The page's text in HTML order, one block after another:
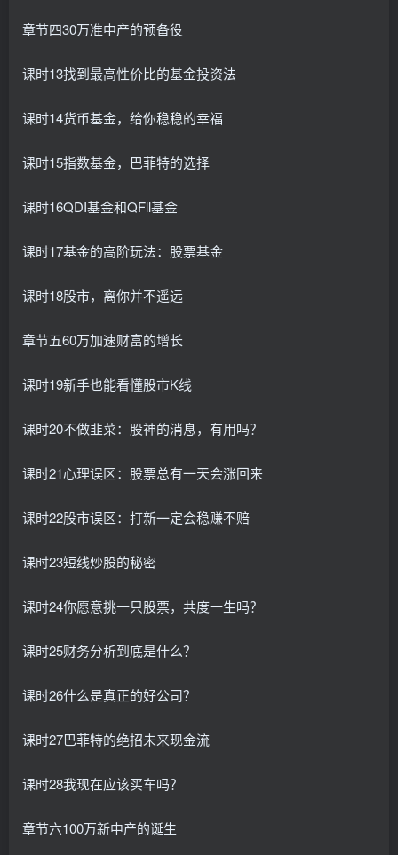
章节四30万准中产的预备役
课时13找到最高性价比的基金投资法
课时14货币基金，给你稳稳的幸福
课时15指数基金，巴菲特的选择
课时16QDI基金和QFll基金
课时17基金的高阶玩法：股票基金
课时18股市，离你并不遥远
章节五60万加速财富的增长
课时19新手也能看懂股市K线
课时20不做韭菜：股神的消息，有用吗？
课时21心理误区：股票总有一天会涨回来
课时22股市误区：打新一定会稳赚不赔
课时23短线炒股的秘密
课时24你愿意挑一只股票，共度一生吗？
课时25财务分析到底是什么？
课时26什么是真正的好公司？
课时27巴菲特的绝招未来现金流
课时28我现在应该买车吗？
章节六100万新中产的诞生